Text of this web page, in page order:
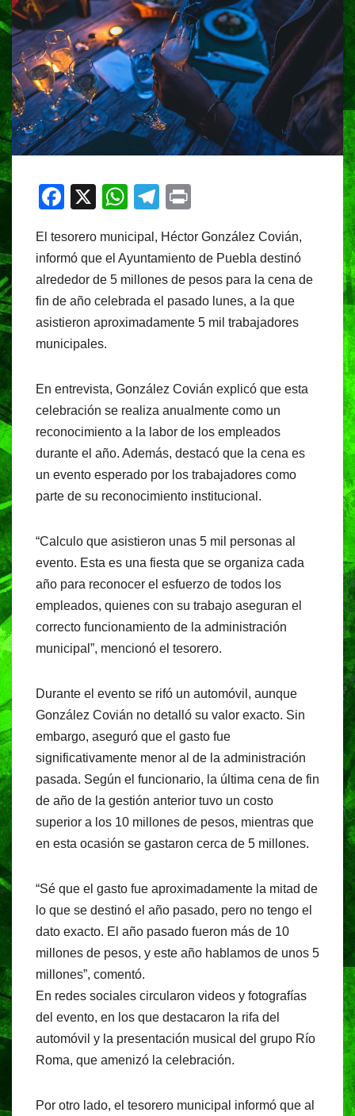
F
c
e
b
o
o
X
W
at
s
A
p
T
e
gr
a
m
t
El tesorero municipal, Héctor González Covián,
informó que el Ayuntamiento de Puebla destinó
alrededor de 5 millones de pesos para la cena de
fin de año celebrada el pasado lunes, a la que
asistieron aproximadamente 5 mil trabajadores
municipales.
En entrevista, González Covián explicó que esta
celebración se realiza anualmente como un
reconocimiento a la labor de los empleados
durante el año. Además, destacó que la cena es
un evento esperado por los trabajadores como
parte de su reconocimiento institucional.
“Calculo que asistieron unas 5 mil personas al
evento. Esta es una fiesta que se organiza cada
año para reconocer el esfuerzo de todos los
empleados, quienes con su trabajo aseguran el
correcto funcionamiento de la administración
municipal”, mencionó el tesorero.
Durante el evento se rifó un automóvil, aunque
González Covián no detalló su valor exacto. Sin
embargo, aseguró que el gasto fue
significativamente menor al de la administración
pasada. Según el funcionario, la última cena de fin
de año de la gestión anterior tuvo un costo
superior a los 10 millones de pesos, mientras que
en esta ocasión se gastaron cerca de 5 millones.
“Sé que el gasto fue aproximadamente la mitad de
lo que se destinó el año pasado, pero no tengo el
dato exacto. El año pasado fueron más de 10
millones de pesos, y este año hablamos de unos 5
millones”, comentó.
En redes sociales circularon videos y fotografías
del evento, en los que destacaron la rifa del
automóvil y la presentación musical del grupo Río
Roma, que amenizó la celebración.
Por otro lado, el tesorero municipal informó que al